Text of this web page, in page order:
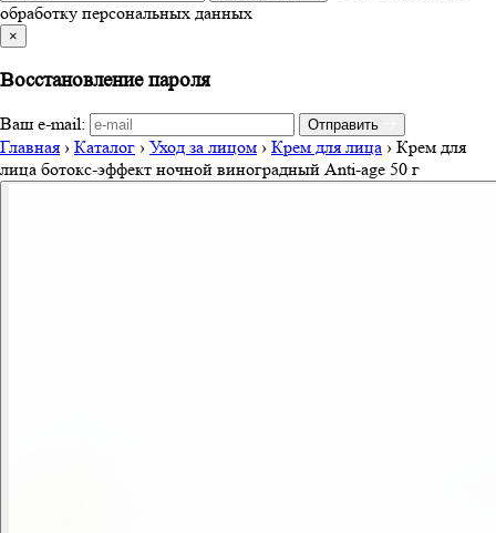
обработку персональных данных
×
Восстановление пароля
Ваш e-mail: Отправить
Главная › Каталог › Уход за лицом › Крем для лица › Крем для
лица ботокс-эффект ночной виноградный Anti-age 50 г